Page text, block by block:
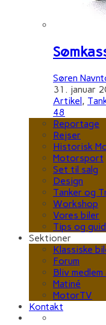
Søren
31. januar
Artikel,
48
Reportage
Rejser
Historisk
Motorsport
Set til salg
Design
Tanker og
Workshop
Vores biler
Tips og
Sektioner
Klassiske
Forum
Bliv
Matiné
MotorTV
Kontakt